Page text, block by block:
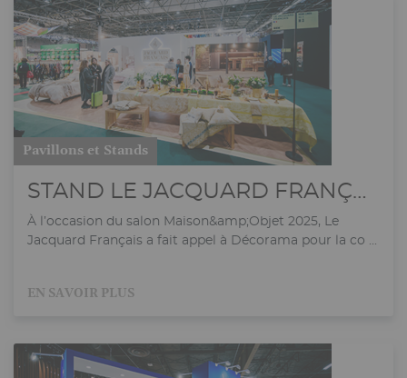
Pavillons et Stands
STAND LE JACQUARD FRANÇAIS
À l’occasion du salon Maison&amp;Objet 2025, Le
Jacquard Français a fait appel à Décorama pour la co ...
EN SAVOIR PLUS